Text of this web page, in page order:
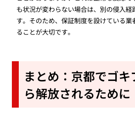
も状況が変わらない場合は、別の侵入
す。そのため、保証制度を設けている
ることが大切です。
まとめ：京都でゴ
ら解放されるために